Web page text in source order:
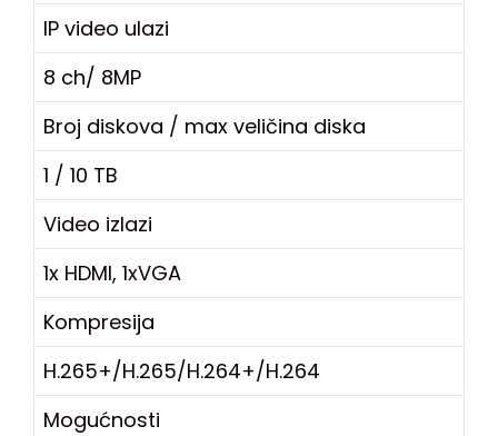
IP video ulazi
8 ch/ 8MP
Broj diskova / max veličina diska
1 / 10 TB
Video izlazi
1x HDMI, 1xVGA
Kompresija
H.265+/H.265/H.264+/H.264
Mogućnosti